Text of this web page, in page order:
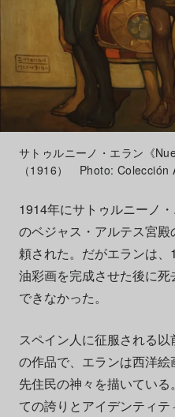
サトゥルニーノ・エラン《
（1916） Photo: Colección
1914年にサトゥルニーノ・
のベジャス・アルテス宮
頼された。だがエランは
油彩画を完成させた後に
できなかった。
スペイン人に征服される以
の作品で、エランは西洋絵
先住民の神々を描いてい
ての誇りとアイデンティ